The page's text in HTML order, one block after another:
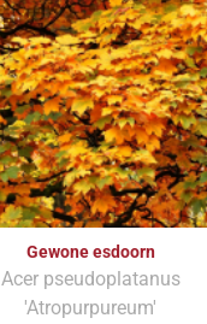
Gewone esdoorn
Acer pseudoplatanus
'Atropurpureum'